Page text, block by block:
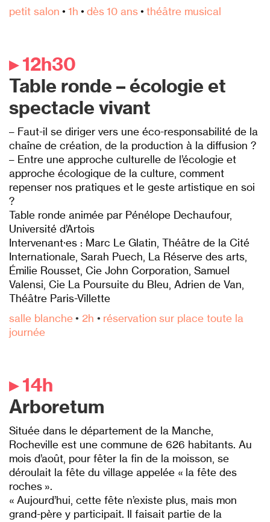
petit salon • 1h • dès 10 ans• théâtre musical
▸ 12h30
Table ronde – écologie et
spectacle vivant
– Faut-il se diriger vers une éco-responsabilité de la
chaîne de création, de la production à la diffusion ?
– Entre une approche culturelle de l’écologie et
approche écologique de la culture, comment
repenser nos pratiques et le geste artistique en soi
?
Table ronde animée par Pénélope Dechaufour,
Université d’Artois
Intervenant·es : Marc Le Glatin, Théâtre de la Cité
Internationale, Sarah Puech, La Réserve des arts,
Émilie Rousset, Cie John Corporation, Samuel
Valensi, Cie La Poursuite du Bleu, Adrien de Van,
Théâtre Paris-Villette
salle blanche• 2h • réservation sur place toute la
journée
▸ 14h
Arboretum
Située dans le département de la Manche,
Rocheville est une commune de 626 habitants. Au
mois d’août, pour fêter la fin de la moisson, se
déroulait la fête du village appelée « la fête des
roches ».
« Aujourd’hui, cette fête n’existe plus, mais mon
grand-père y participait. Il faisait partie de la